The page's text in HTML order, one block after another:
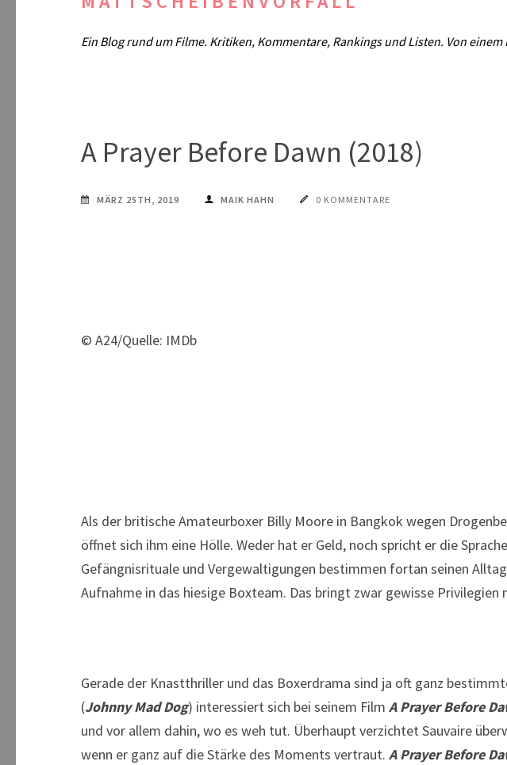
Ein Blog rund um Filme. Kritiken, Kommentare, Rankings und Listen. Von
A Prayer Before Dawn (2018)
MÄRZ 25TH, 2019 MAIK HAHN 0 KOMMENTARE
© A24/Quelle: IMDb
Als der britische Amateurboxer Billy Moore in Bangkok wegen
öffnet sich ihm eine Hölle. Weder hat er Geld, noch spricht er die
Gefängnisrituale und Vergewaltigungen bestimmen fortan seinen
Aufnahme in das hiesige Boxteam. Das bringt zwar gewisse
Gerade der Knastthriller und das Boxerdrama sind ja oft ganz
(Johnny Mad Dog) interessiert sich bei seinem Film A Prayer Before
und vor allem dahin, wo es weh tut. Überhaupt verzichtet Sauvaire
wenn er ganz auf die Stärke des Moments vertraut. A Prayer Before